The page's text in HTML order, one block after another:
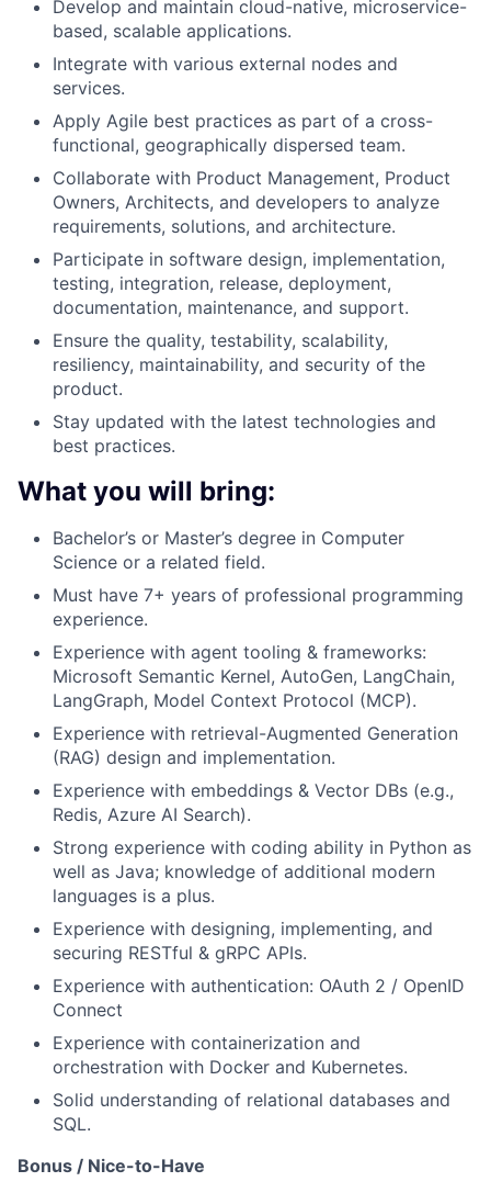
Develop and maintain cloud-native, microservice-
based, scalable applications.
Integrate with various external nodes and
services.
Apply Agile best practices as part of a cross-
functional, geographically dispersed team.
Collaborate with Product Management, Product
Owners, Architects, and developers to analyze
requirements, solutions, and architecture.
Participate in software design, implementation,
testing, integration, release, deployment,
documentation, maintenance, and support.
Ensure the quality, testability, scalability,
resiliency, maintainability, and security of the
product.
Stay updated with the latest technologies and
best practices.
What you will bring:
Bachelor’s or Master’s degree in Computer
Science or a related field.
Must have 7+ years of professional programming
experience.
Experience with agent tooling & frameworks:
Microsoft Semantic Kernel, AutoGen, LangChain,
LangGraph, Model Context Protocol (MCP).
Experience with retrieval-Augmented Generation
(RAG) design and implementation.
Experience with embeddings & Vector DBs (e.g.,
Redis, Azure AI Search).
Strong experience with coding ability in Python as
well as Java; knowledge of additional modern
languages is a plus.
Experience with designing, implementing, and
securing RESTful & gRPC APIs.
Experience with authentication: OAuth 2 / OpenID
Connect
Experience with containerization and
orchestration with Docker and Kubernetes.
Solid understanding of relational databases and
SQL.
Bonus / Nice-to-Have